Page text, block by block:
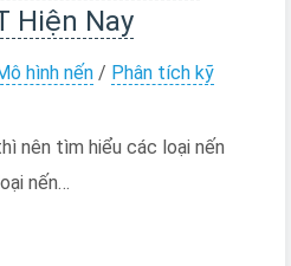
Hiện Nay
hình nến / Phân tích kỹ
nên tìm hiểu các loại nến
nến…